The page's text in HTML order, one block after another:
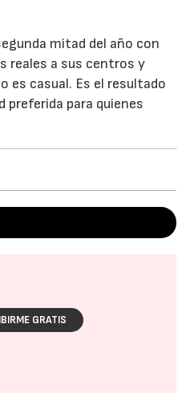
mitad del año con
reales a sus centros y
es casual. Es el resultado
preferida para quienes
GRATIS